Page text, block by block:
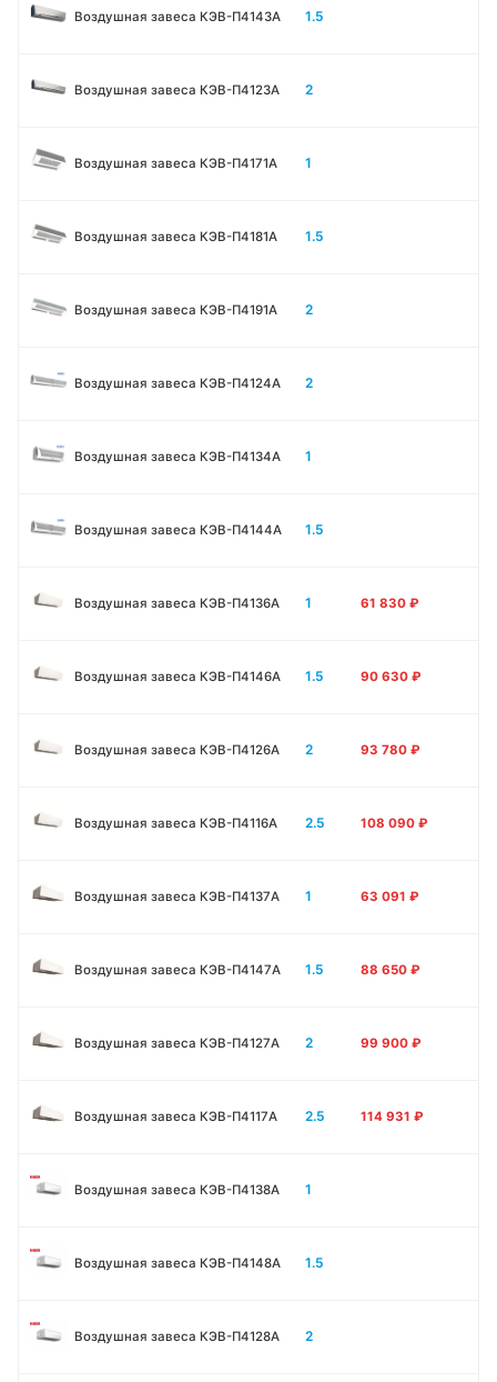
Воздушная завеса КЭВ-П4143A 1.5
Воздушная завеса КЭВ-П4123A 2
Воздушная завеса КЭВ-П4171A 1
Воздушная завеса КЭВ-П4181A 1.5
Воздушная завеса КЭВ-П4191A 2
Воздушная завеса КЭВ-П4124A 2
Воздушная завеса КЭВ-П4134A 1
Воздушная завеса КЭВ-П4144A 1.5
Воздушная завеса КЭВ-П4136A 1 61 830 ₽
Воздушная завеса КЭВ-П4146A 1.5 90 630 ₽
Воздушная завеса КЭВ-П4126A 2 93 780 ₽
Воздушная завеса КЭВ-П4116A 2.5 108 090 ₽
Воздушная завеса КЭВ-П4137A 1 63 091 ₽
Воздушная завеса КЭВ-П4147A 1.5 88 650 ₽
Воздушная завеса КЭВ-П4127A 2 99 900 ₽
Воздушная завеса КЭВ-П4117A 2.5 114 931 ₽
Воздушная завеса КЭВ-П4138А 1
Воздушная завеса КЭВ-П4148А 1.5
Воздушная завеса КЭВ-П4128А 2